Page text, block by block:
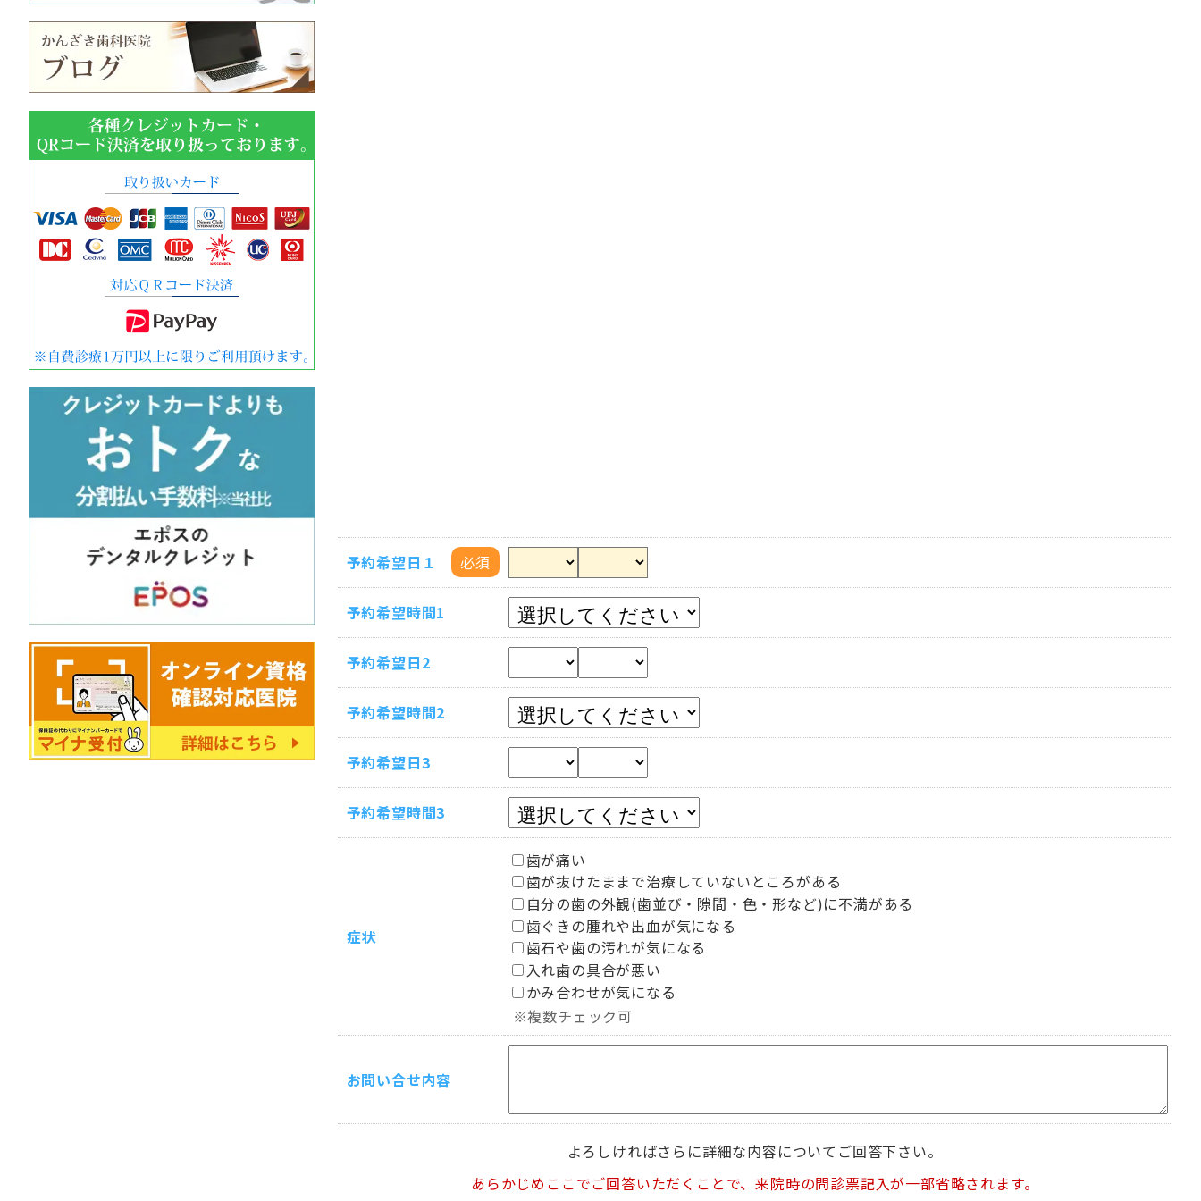
予約希望日１ 必須
予約希望時間1
予約希望日2
予約希望時間2
予約希望日3
予約希望時間3
症状
歯が痛い
歯が抜けたままで治療していないところがある
自分の歯の外観(歯並び・隙間・色・形など)に不満がある
歯ぐきの腫れや出血が気になる
歯石や歯の汚れが気になる
入れ歯の具合が悪い
かみ合わせが気になる
※複数チェック可
お問い合せ内容
よろしければさらに詳細な内容についてご回答下さい。
あらかじめここでご回答いただくことで、来院時の問診票記入が一部省略されます。